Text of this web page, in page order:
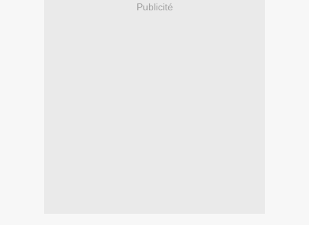
Publicité